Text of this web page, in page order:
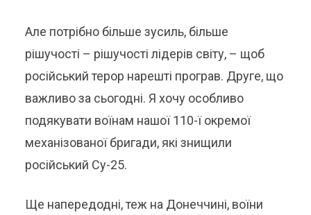
Але потрібно більше зусиль, більше
рішучості – рішучості лідерів світу, – щоб
російський терор нарешті програв. Друге, що
важливо за сьогодні. Я хочу особливо
подякувати воїнам нашої 110-ї окремої
механізованої бригади, які знищили
російський Су-25.
Ще напередодні, теж на Донеччині, воїни